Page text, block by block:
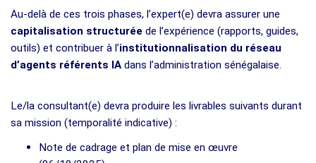
Au-delà de ces trois phases, l’expert(e) devra assurer une
capitalisation structurée de l’expérience (rapports, guides,
outils) et contribuer à l’institutionnalisation du réseau
d’agents référents IA dans l’administration sénégalaise.
Le/la consultant(e) devra produire les livrables suivants durant
sa mission (temporalité indicative) :
Note de cadrage et plan de mise en œuvre